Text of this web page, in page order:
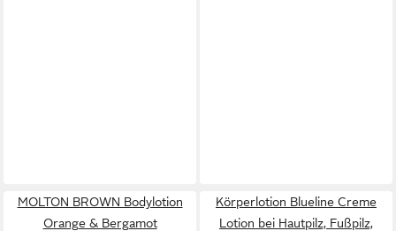
MOLTON BROWN Bodylotion
Orange & Bergamot
Körperlotion Blueline Creme
Lotion bei Hautpilz, Fußpilz,